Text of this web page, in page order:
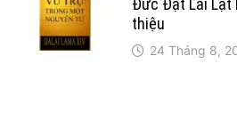
Đức Đạt Lai Lạt
thiệu
24 Tháng 8,